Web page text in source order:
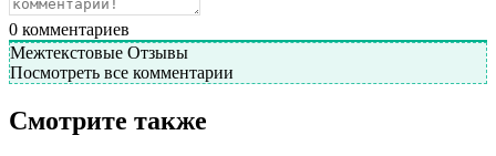
0 комментариев
Межтекстовые Отзывы
Посмотреть все комментарии
Смотрите также